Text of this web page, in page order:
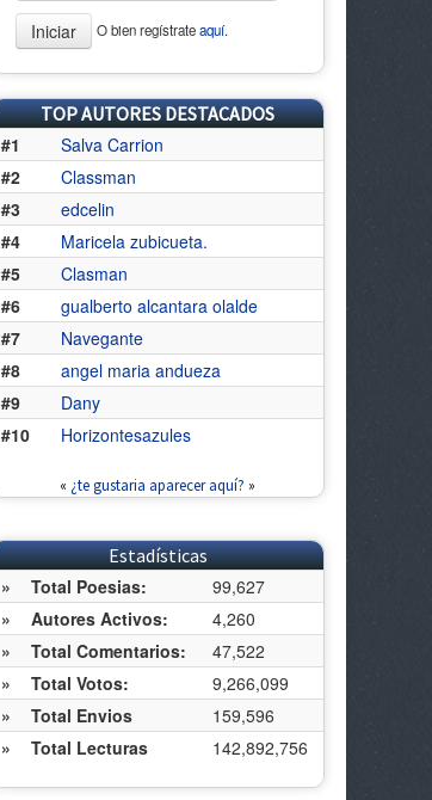
Iniciar O bien regístrateaquí.
TOP AUTORES DESTACADOS
#1
Salva Carrion
#2
Classman
#3
edcelin
#4
Maricela zubicueta.
#5
Clasman
#6
gualberto alcantara olalde
#7
Navegante
#8
angel maria andueza
#9
Dany
#10
Horizontesazules
« ¿te gustaria aparecer aquí? »
Estadísticas
»
Total Poesias:
99,627
»
Autores Activos:
4,260
»
Total Comentarios:
47,522
»
Total Votos:
9,266,099
»
Total Envios
159,596
»
Total Lecturas 142,892,756